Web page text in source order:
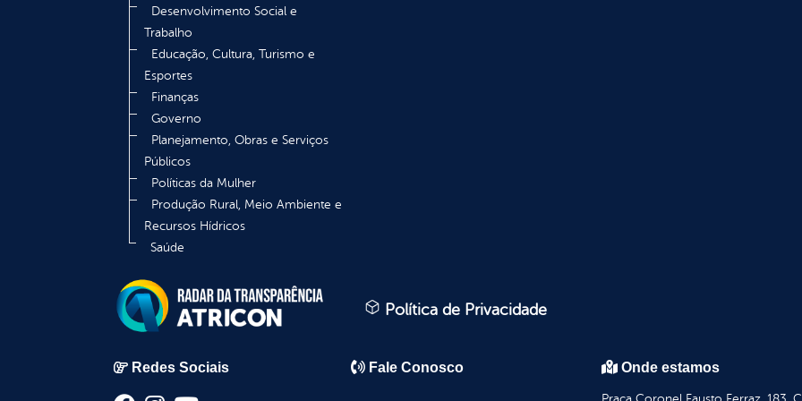
Desenvolvimento Social e
Trabalho
Educação, Cultura, Turismo e
Esportes
Finanças
Governo
Planejamento, Obras e Serviços
Públicos
Políticas da Mulher
Produção Rural, Meio Ambiente e
Recursos Hídricos
Saúde
Política de Privacidade
Redes Sociais Fale Conosco Onde estamos